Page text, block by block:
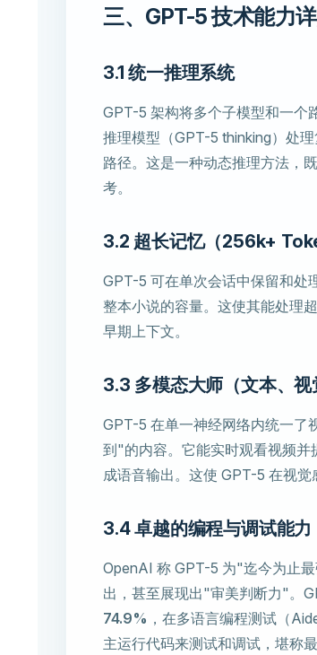
三、GPT-5 技术能力
3.1 统一推理系统
GPT-5 架构将多个子模型和一个
推理模型（GPT-5 thinking）处
路径。这是一种动态推理方法，
考。
3.2 超长记忆（256k+
GPT-5 可在单次会话中保留和处
整本小说的容量。这使其能处理
早期上下文。
3.3 多模态大师（文本、视
GPT-5 在单一神经网络内统一
到"的内容。它能实时观看视频并
成语音输出。这使 GPT-5 在视觉
3.4 卓越的编程与调试能力
OpenAI 称 GPT-5 为"迄今为止
出，甚至展现出"审美判断力"。
74.9% ，在多语言编程测试（
主运行代码来测试和调试，堪称